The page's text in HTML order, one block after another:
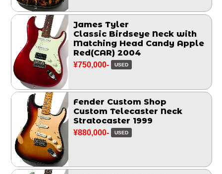
James Tyler
Classic Birdseye Neck with
Matching Head Candy Apple
Red(CAR) 2004
¥750,000- USED
Fender Custom Shop
Custom Telecaster Neck
Stratocaster 1999
¥880,000- USED